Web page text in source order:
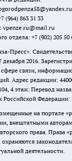
(964) 863 31 33
vpenze.ru@mail.ru
отдела: +7 (902) 205 50
Пресс».
2016.
связи,
Адрес редакции:
4 этаж. Перевод
Российской Федерации:
на портале «
внештатными
права. Права «
деятельности.